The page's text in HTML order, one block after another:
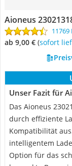
Aioneus
ab 9,00 € ( Sofort
Unser Fazit für
Das Aioneus
durch effiziente
Kompatibilität
intelligentem
Option für das